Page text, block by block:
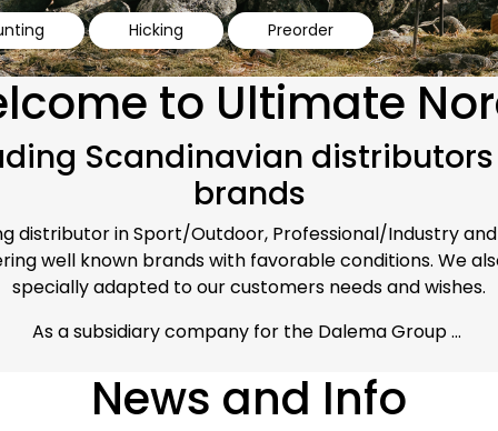
Hicking Preorder
to Ultimate
Scandinavian
brands
distributor in Sport/Outdoor, Professional/Industry and
well known brands with favorable conditions. We
specially adapted to our customers needs and wishes.
As a subsidiary company for the Dalema Group ...
News and Info